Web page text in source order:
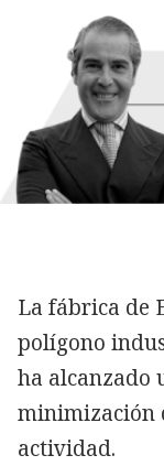
La fábrica de
polígono
ha alcanzado
minimización
actividad.